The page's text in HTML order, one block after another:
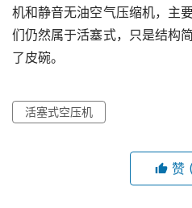
机和静音无油空气压缩机，主
们仍然属于活塞式，只是结构
了皮碗。
活塞式空压机
赞